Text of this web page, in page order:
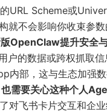
URL Scheme或
就不会影响你收束参
OpenClaw提升安全
户的数据或跨权抓取
内部，这与生态加强
需要关心这种个人
对飞书卡片交互和企